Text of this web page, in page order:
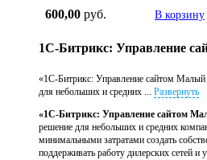
600,00 руб. В корзину
1С-Битрикс: Управление
«1С-Битрикс: Управление сайтом
для небольших и средних ... Развернуть
«1С-Битрикс: Управление сайтом
решение для небольших и средних
минимальными затратами создать
поддерживать работу дилерских сетей и